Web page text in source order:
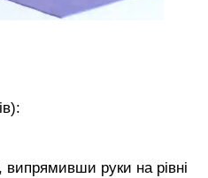
випрямивши руки на рівні